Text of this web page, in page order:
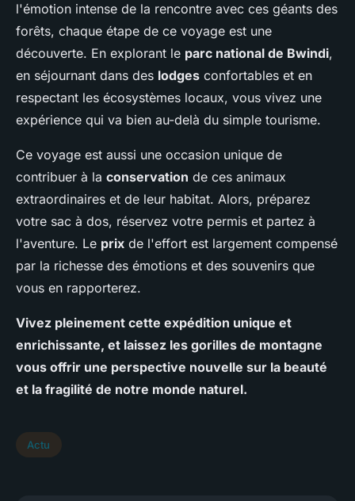
l'émotion intense de la rencontre avec ces géants des
forêts, chaque étape de ce voyage est une
découverte. En explorant le parc national de Bwindi,
en séjournant dans des lodges confortables et en
respectant les écosystèmes locaux, vous vivez une
expérience qui va bien au-delà du simple tourisme.
Ce voyage est aussi une occasion unique de
contribuer à la conservation de ces animaux
extraordinaires et de leur habitat. Alors, préparez
votre sac à dos, réservez votre permis et partez à
l'aventure. Le prix de l'effort est largement compensé
par la richesse des émotions et des souvenirs que
vous en rapporterez.
Vivez pleinement cette expédition unique et
enrichissante, et laissez les gorilles de montagne
vous offrir une perspective nouvelle sur la beauté
et la fragilité de notre monde naturel.
Actu